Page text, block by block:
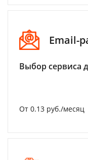
Email-
Выбор сервиса
От 0.13 руб./месяц